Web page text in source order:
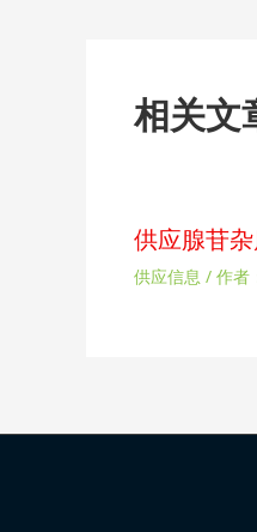
相关文
供应腺苷杂
供应信息 / 作者